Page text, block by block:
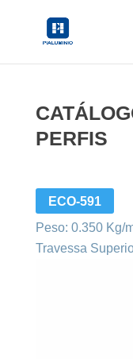
PERFIS
ECO-591
Peso: 0.350 Kg/
Travessa